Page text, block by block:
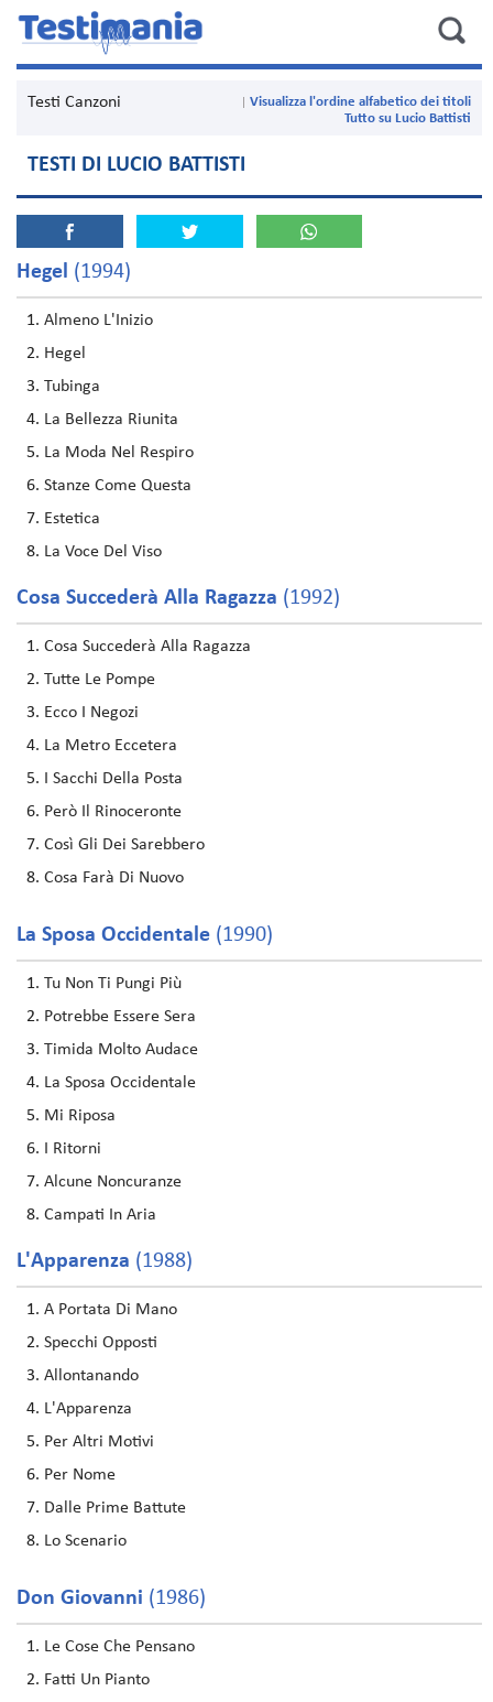
Testi Canzoni
Visualizza l'ordine alfabetico dei titoli
Tutto su Lucio Battisti
TESTI DI LUCIO BATTISTI
Hegel (1994)
Almeno L'Inizio
Hegel
Tubinga
La Bellezza Riunita
La Moda Nel Respiro
Stanze Come Questa
Estetica
La Voce Del Viso
Cosa Succederà Alla Ragazza (1992)
Cosa Succederà Alla Ragazza
Tutte Le Pompe
Ecco I Negozi
La Metro Eccetera
I Sacchi Della Posta
Però Il Rinoceronte
Così Gli Dei Sarebbero
Cosa Farà Di Nuovo
La Sposa Occidentale (1990)
Tu Non Ti Pungi Più
Potrebbe Essere Sera
Timida Molto Audace
La Sposa Occidentale
Mi Riposa
I Ritorni
Alcune Noncuranze
Campati In Aria
L'Apparenza (1988)
A Portata Di Mano
Specchi Opposti
Allontanando
L'Apparenza
Per Altri Motivi
Per Nome
Dalle Prime Battute
Lo Scenario
Don Giovanni (1986)
Le Cose Che Pensano
Fatti Un Pianto